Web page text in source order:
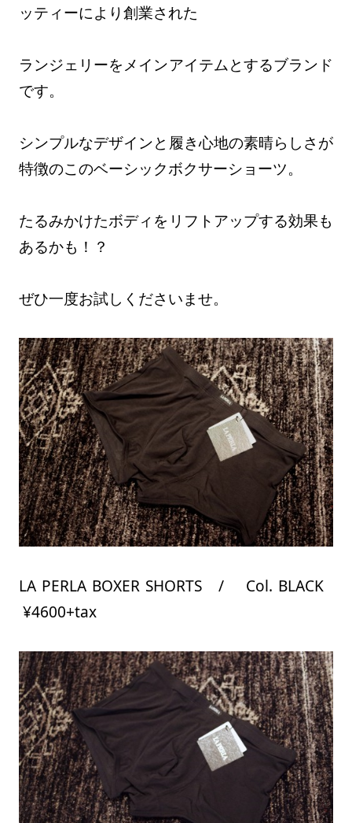
ッティーにより創業された
ランジェリーをメインアイテムとするブランド
です。
シンプルなデザインと履き心地の素晴らしさが
特徴のこのベーシックボクサーショーツ。
たるみかけたボディをリフトアップする効果も
あるかも！？
ぜひ一度お試しくださいませ。
LA PERLA BOXER SHORTS / Col. BLACK
¥4600+tax